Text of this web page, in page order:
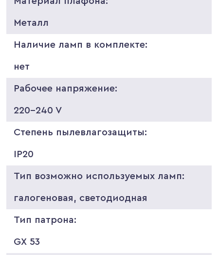
Металл
Наличие ламп в комплекте:
нет
Рабочее напряжение:
220-240 V
Степень пылевлагозащиты:
IP20
Тип возможно используемых ламп:
галогеновая, светодиодная
Тип патрона:
GX 53